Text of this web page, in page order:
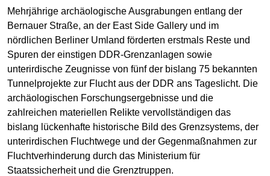
Mehrjährige archäologische Ausgrabungen entlang der
Bernauer Straße, an der East Side Gallery und im
nördlichen Berliner Umland förderten erstmals Reste und
Spuren der einstigen DDR-Grenzanlagen sowie
unterirdische Zeugnisse von fünf der bislang 75 bekannten
Tunnelprojekte zur Flucht aus der DDR ans Tageslicht. Die
archäologischen Forschungsergebnisse und die
zahlreichen materiellen Relikte vervollständigen das
bislang lückenhafte historische Bild des Grenzsystems, der
unterirdischen Fluchtwege und der Gegenmaßnahmen zur
Fluchtverhinderung durch das Ministerium für
Staatssicherheit und die Grenztruppen.